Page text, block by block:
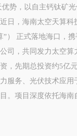
势，以自主钙钛矿光
日，海南太空天算科
合作方
司，共同发力太空算
，先期总投资约5亿
服务、光伏技术应用
。项目深度依托海南